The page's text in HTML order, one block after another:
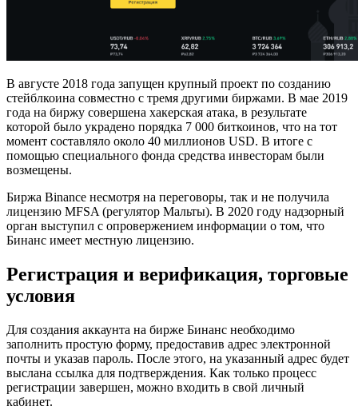
В августе 2018 года запущен крупный проект по созданию
стейблкоина совместно с тремя другими биржами. В мае 2019
года на биржу совершена хакерская атака, в результате
которой было украдено порядка 7 000 биткоинов, что на тот
момент составляло около 40 миллионов USD. В итоге с
помощью специального фонда средства инвесторам были
возмещены.
Биржа Binance несмотря на переговоры, так и не получила
лицензию MFSA (регулятор Мальты). В 2020 году надзорный
орган выступил с опровержением информации о том, что
Бинанс имеет местную лицензию.
Регистрация и верификация, торговые
условия
Для создания аккаунта на бирже Бинанс необходимо
заполнить простую форму, предоставив адрес электронной
почты и указав пароль. После этого, на указанный адрес будет
выслана ссылка для подтверждения. Как только процесс
регистрации завершен, можно входить в свой личный
кабинет.